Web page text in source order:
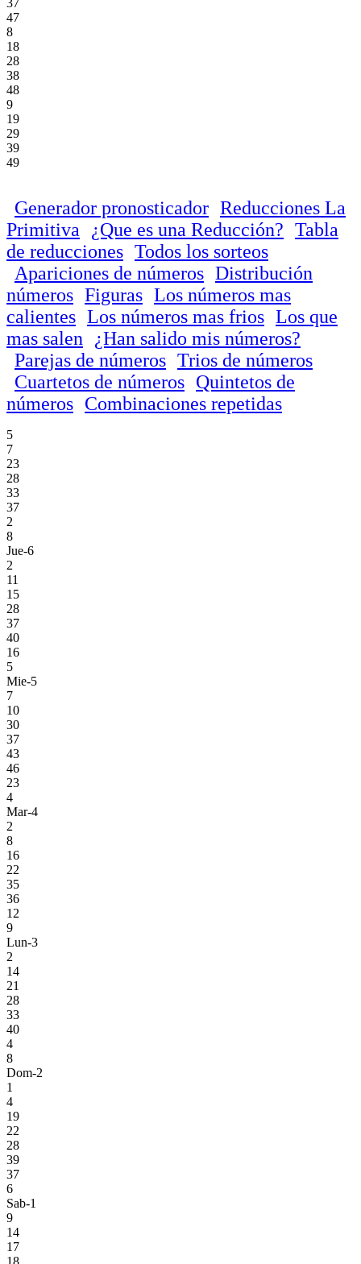
47
8
18
28
38
48
9
19
29
39
49
Generador pronosticador Reducciones La
Primitiva
¿Que es una Reducción? Tabla
de reducciones Todos los sorteos
Apariciones de números Distribución
números Figuras Los números mas
calientes Los números mas frios Los que
mas salen
¿Han salido mis números?
Parejas de números Trios de números
Cuartetos de números Quintetos de
números Combinaciones repetidas
5
7
23
28
33
37
2
8
Jue-6
2
11
15
28
37
40
16
5
Mie-5
7
10
30
37
43
46
23
4
Mar-4
2
8
16
22
35
36
12
9
Lun-3
2
14
21
28
33
40
4
8
Dom-2
1
4
19
22
28
39
37
6
Sab-1
9
14
17
18